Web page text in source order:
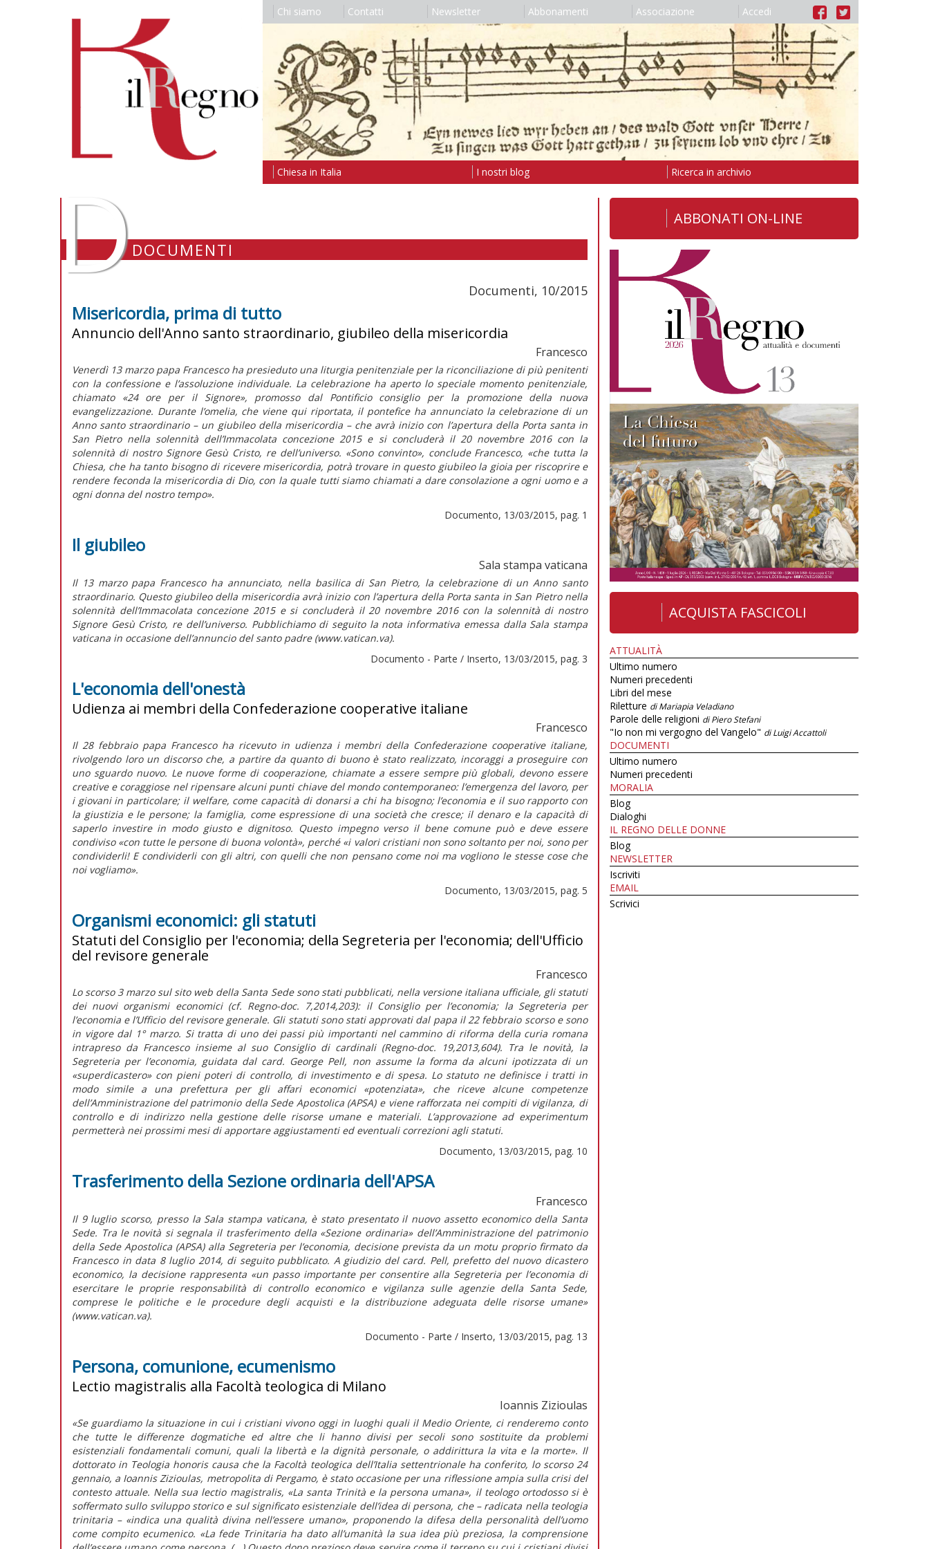
Chi siamo Contatti Newsletter Abbonamenti Associazione Accedi
Chiesa in Italia I nostri blog Ricerca in archivio
DDOCUMENTI
Documenti, 10/2015
Misericordia, prima di tutto
Annuncio dell'Anno santo straordinario, giubileo della misericordia
Francesco
Venerdì 13 marzo papa Francesco ha presieduto una liturgia penitenziale per la riconciliazione di più penitenti
con la confessione e l’assoluzione individuale. La celebrazione ha aperto lo speciale momento penitenziale,
chiamato «24 ore per il Signore», promosso dal Pontificio consiglio per la promozione della nuova
evangelizzazione. Durante l’omelia, che viene qui riportata, il pontefice ha annunciato la celebrazione di un
Anno santo straordinario – un giubileo della misericordia – che avrà inizio con l’apertura della Porta santa in
San Pietro nella solennità dell’Immacolata concezione 2015 e si concluderà il 20 novembre 2016 con la
solennità di nostro Signore Gesù Cristo, re dell’universo. «Sono convinto», conclude Francesco, «che tutta la
Chiesa, che ha tanto bisogno di ricevere misericordia, potrà trovare in questo giubileo la gioia per riscoprire e
rendere feconda la misericordia di Dio, con la quale tutti siamo chiamati a dare consolazione a ogni uomo e a
ogni donna del nostro tempo».
Documento, 13/03/2015, pag. 1
Il giubileo
Sala stampa vaticana
Il 13 marzo papa Francesco ha annunciato, nella basilica di San Pietro, la celebrazione di un Anno santo
straordinario. Questo giubileo della misericordia avrà inizio con l’apertura della Porta santa in San Pietro nella
solennità dell’Immacolata concezione 2015 e si concluderà il 20 novembre 2016 con la solennità di nostro
Signore Gesù Cristo, re dell’universo. Pubblichiamo di seguito la nota informativa emessa dalla Sala stampa
vaticana in occasione dell’annuncio del santo padre (www.vatican.va).
Documento - Parte / Inserto, 13/03/2015, pag. 3
L'economia dell'onestà
Udienza ai membri della Confederazione cooperative italiane
Francesco
Il 28 febbraio papa Francesco ha ricevuto in udienza i membri della Confederazione cooperative italiane,
rivolgendo loro un discorso che, a partire da quanto di buono è stato realizzato, incoraggi a proseguire con
uno sguardo nuovo. Le nuove forme di cooperazione, chiamate a essere sempre più globali, devono essere
creative e coraggiose nel ripensare alcuni punti chiave del mondo contemporaneo: l’emergenza del lavoro, per
i giovani in particolare; il welfare, come capacità di donarsi a chi ha bisogno; l’economia e il suo rapporto con
la giustizia e le persone; la famiglia, come espressione di una società che cresce; il denaro e la capacità di
saperlo investire in modo giusto e dignitoso. Questo impegno verso il bene comune può e deve essere
condiviso «con tutte le persone di buona volontà», perché «i valori cristiani non sono soltanto per noi, sono per
condividerli! E condividerli con gli altri, con quelli che non pensano come noi ma vogliono le stesse cose che
noi vogliamo».
Documento, 13/03/2015, pag. 5
Organismi economici: gli statuti
Statuti del Consiglio per l'economia; della Segreteria per l'economia; dell'Ufficio
del revisore generale
Francesco
Lo scorso 3 marzo sul sito web della Santa Sede sono stati pubblicati, nella versione italiana ufficiale, gli statuti
dei nuovi organismi economici (cf. Regno-doc. 7,2014,203): il Consiglio per l’economia; la Segreteria per
l’economia e l’Ufficio del revisore generale. Gli statuti sono stati approvati dal papa il 22 febbraio scorso e sono
in vigore dal 1° marzo. Si tratta di uno dei passi più importanti nel cammino di riforma della curia romana
intrapreso da Francesco insieme al suo Consiglio di cardinali (Regno-doc. 19,2013,604). Tra le novità, la
Segreteria per l’economia, guidata dal card. George Pell, non assume la forma da alcuni ipotizzata di un
«superdicastero» con pieni poteri di controllo, di investimento e di spesa. Lo statuto ne definisce i tratti in
modo simile a una prefettura per gli affari economici «potenziata», che riceve alcune competenze
dell’Amministrazione del patrimonio della Sede Apostolica (APSA) e viene rafforzata nei compiti di vigilanza, di
controllo e di indirizzo nella gestione delle risorse umane e materiali. L’approvazione ad experimentum
permetterà nei prossimi mesi di apportare aggiustamenti ed eventuali correzioni agli statuti.
Documento, 13/03/2015, pag. 10
Trasferimento della Sezione ordinaria dell'APSA
Francesco
Il 9 luglio scorso, presso la Sala stampa vaticana, è stato presentato il nuovo assetto economico della Santa
Sede. Tra le novità si segnala il trasferimento della «Sezione ordinaria» dell’Amministrazione del patrimonio
della Sede Apostolica (APSA) alla Segreteria per l’economia, decisione prevista da un motu proprio firmato da
Francesco in data 8 luglio 2014, di seguito pubblicato. A giudizio del card. Pell, prefetto del nuovo dicastero
economico, la decisione rappresenta «un passo importante per consentire alla Segreteria per l’economia di
esercitare le proprie responsabilità di controllo economico e vigilanza sulle agenzie della Santa Sede,
comprese le politiche e le procedure degli acquisti e la distribuzione adeguata delle risorse umane»
(www.vatican.va).
Documento - Parte / Inserto, 13/03/2015, pag. 13
Persona, comunione, ecumenismo
Lectio magistralis alla Facoltà teologica di Milano
Ioannis Zizioulas
«Se guardiamo la situazione in cui i cristiani vivono oggi in luoghi quali il Medio Oriente, ci renderemo conto
che tutte le differenze dogmatiche ed altre che li hanno divisi per secoli sono sostituite da problemi
esistenziali fondamentali comuni, quali la libertà e la dignità personale, o addirittura la vita e la morte». Il
dottorato in Teologia honoris causa che la Facoltà teologica dell’Italia settentrionale ha conferito, lo scorso 24
gennaio, a Ioannis Zizioulas, metropolita di Pergamo, è stato occasione per una riflessione ampia sulla crisi del
contesto attuale. Nella sua lectio magistralis, «La santa Trinità e la persona umana», il teologo ortodosso si è
soffermato sullo sviluppo storico e sul significato esistenziale dell’idea di persona, che – radicata nella teologia
trinitaria – «indica una qualità divina nell’essere umano», proponendo la difesa della personalità dell’uomo
come compito ecumenico. «La fede Trinitaria ha dato all’umanità la sua idea più preziosa, la comprensione
ABBONATI ON-LINE
ACQUISTA FASCICOLI
ATTUALITÀ
Ultimo numero
Numeri precedenti
Libri del mese
Riletture di Mariapia Veladiano
Parole delle religioni di Piero Stefani
"Io non mi vergogno del Vangelo" di Luigi Accattoli
DOCUMENTI
Ultimo numero
Numeri precedenti
MORALIA
Blog
Dialoghi
IL REGNO DELLE DONNE
Blog
NEWSLETTER
Iscriviti
EMAIL
Scrivici